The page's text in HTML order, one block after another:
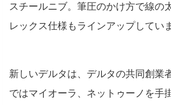
スチールニブ。筆圧のかけ方で線の
レックス仕様もラインアップしてい
新しいデルタは、デルタの共同創業
ではマイオーラ、ネットゥーノを手